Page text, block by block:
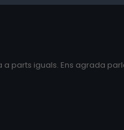
parts iguals. Ens agrada